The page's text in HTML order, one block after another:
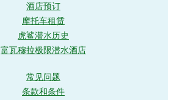
酒店预订
摩托车租赁
虎鲨潜水历史
富瓦穆拉极限潜水酒店
常见问题
条款和条件